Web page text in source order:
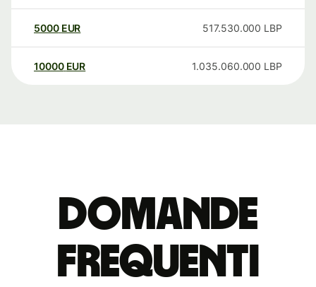
5000 EUR 517.530.000 LBP
10000 EUR 1.035.060.000 LBP
Domande
Frequenti